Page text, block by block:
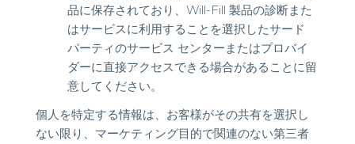
品に保存されており、Will-Fill 製品の診断また
はサービスに利用することを選択したサード
パーティのサービス センターまたはプロバイ
ダーに直接アクセスできる場合があることに留
意してください。
個人を特定する情報は、お客様がその共有を選択し
ない限り、マーケティング目的で関連のない第三者